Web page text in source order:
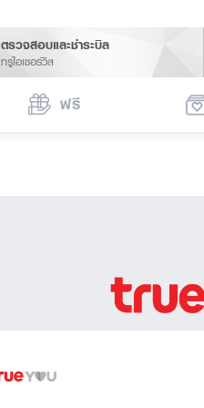
ตรวจสอบและชำระบิล
ทรูไอเซอร์วิส
ฟรี